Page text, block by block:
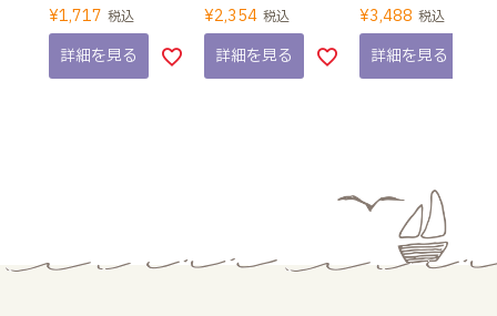
¥1,717 税込
詳細を見る
¥2,354 税込
詳細を見る
¥3,488 税込
詳細を見る